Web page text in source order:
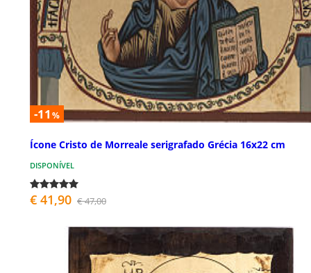
-11 %
Ícone Cristo de Morreale serigrafado Grécia 16x22 cm
DISPONÍVEL
€ 41,90 € 47,00